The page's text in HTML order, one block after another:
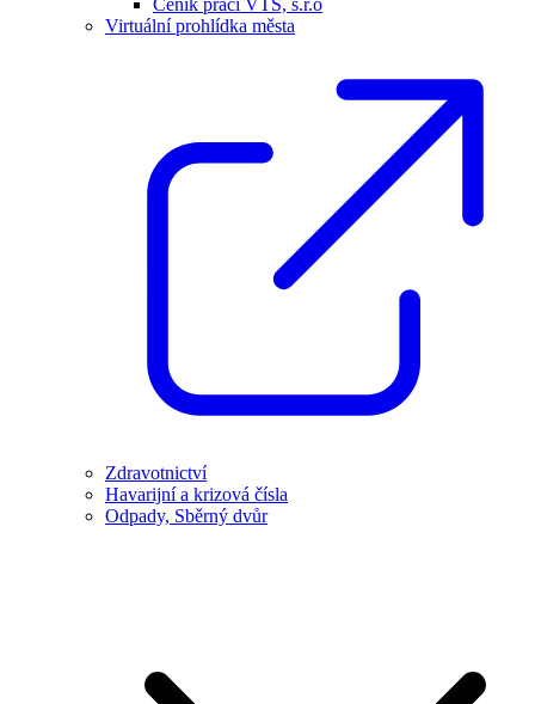
Ceník prací VTS, s.r.o
Virtuální prohlídka města
Zdravotnictví
Havarijní a krizová čísla
Odpady, Sběrný dvůr